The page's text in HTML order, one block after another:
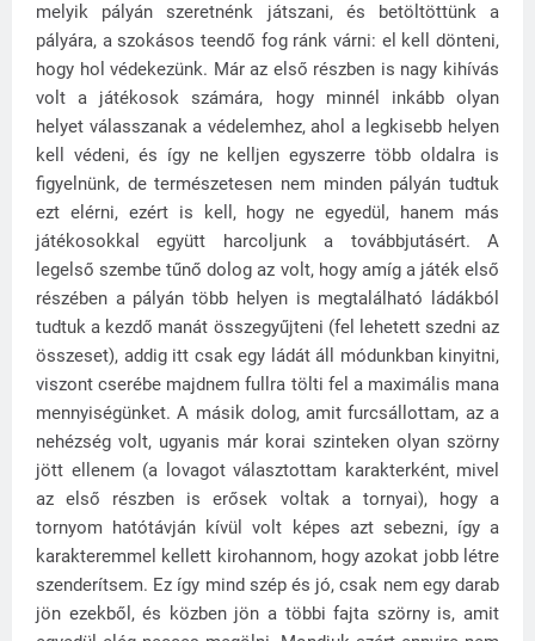
melyik pályán szeretnénk játszani, és betöltöttünk a
pályára, a szokásos teendő fog ránk várni: el kell dönteni,
hogy hol védekezünk. Már az első részben is nagy kihívás
volt a játékosok számára, hogy minnél inkább olyan
helyet válasszanak a védelemhez, ahol a legkisebb helyen
kell védeni, és így ne kelljen egyszerre több oldalra is
figyelnünk, de természetesen nem minden pályán tudtuk
ezt elérni, ezért is kell, hogy ne egyedül, hanem más
játékosokkal együtt harcoljunk a továbbjutásért. A
legelső szembe tűnő dolog az volt, hogy amíg a játék első
részében a pályán több helyen is megtalálható ládákból
tudtuk a kezdő manát összegyűjteni (fel lehetett szedni az
összeset), addig itt csak egy ládát áll módunkban kinyitni,
viszont cserébe majdnem fullra tölti fel a maximális mana
mennyiségünket. A másik dolog, amit furcsállottam, az a
nehézség volt, ugyanis már korai szinteken olyan szörny
jött ellenem (a lovagot választottam karakterként, mivel
az első részben is erősek voltak a tornyai), hogy a
tornyom hatótávján kívül volt képes azt sebezni, így a
karakteremmel kellett kirohannom, hogy azokat jobb létre
szenderítsem. Ez így mind szép és jó, csak nem egy darab
jön ezekből, és közben jön a többi fajta szörny is, amit